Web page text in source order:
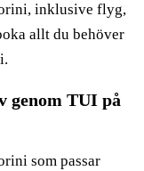
inklusive flyg,
allt du behöver
genom TUI på
som passar